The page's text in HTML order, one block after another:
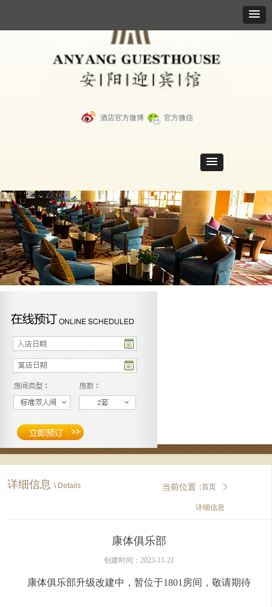
详细信息 \ Details 首页 ꄲ
详细信息
当前位置：
康体俱乐部
康体俱乐部升级改建中，暂位于1801房间，敬请期待
创建时间： 2023-11-21
酒店官方微博 官方微信